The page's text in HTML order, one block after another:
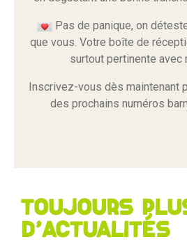
Pas de panique, on
que vous. Votre boîte de
surtout pertinente avec
Inscrivez-vous dès maintenant
des prochains numéros
Toujours
d'actualités